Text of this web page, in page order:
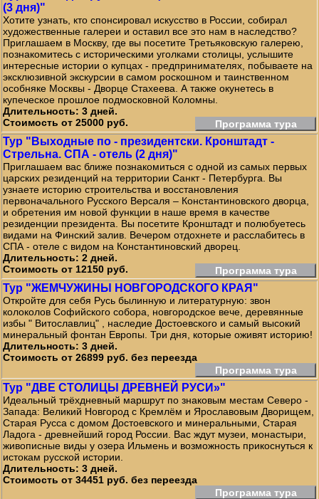
(3 дня)"
Хотите узнать, кто спонсировал искусство в России, собирал
художественные галереи и оставил все это нам в наследство?
Приглашаем в Москву, где вы посетите Третьяковскую галерею,
познакомитесь с историческими уголками столицы, услышите
интересные истории о купцах - предпринимателях, побываете на
эксклюзивной экскурсии в самом роскошном и таинственном
особняке Москвы - Дворце Стахеева. А также окунетесь в
купеческое прошлое подмосковной Коломны.
Длительность: 3 дней.
Стоимость от 25000 руб.
Программа тура
Тур "Выходные по - президентски. Кронштадт -
Стрельна. СПА - отель (2 дня)"
Приглашаем вас ближе познакомиться с одной из самых первых
царских резиденций на территории Санкт - Петербурга. Вы
узнаете историю строительства и восстановления
первоначального Русского Версаля – Константиновского дворца,
и обретения им новой функции в наше время в качестве
резиденции президента. Вы посетите Кронштадт и полюбуетесь
видами на Финский залив. Вечером отдохнете и расслабитесь в
СПА - отеле с видом на Константиновский дворец.
Длительность: 2 дней.
Стоимость от 12150 руб.
Программа тура
Тур "ЖЕМЧУЖИНЫ НОВГОРОДСКОГО КРАЯ"
Откройте для себя Русь былинную и литературную: звон
колоколов Софийского собора, новгородское вече, деревянные
избы " Витославлиц" , наследие Достоевского и самый высокий
минеральный фонтан Европы. Три дня, которые оживят историю!
Длительность: 3 дней.
Стоимость от 26899 руб. без переезда
Программа тура
Тур "ДВЕ СТОЛИЦЫ ДРЕВНЕЙ РУСИ»"
Идеальный трёхдневный маршрут по знаковым местам Северо -
Запада: Великий Новгород с Кремлём и Ярославовым Дворищем,
Старая Русса с домом Достоевского и минеральными, Старая
Ладога - древнейший город России. Вас ждут музеи, монастыри,
живописные виды у озера Ильмень и возможность прикоснуться к
истокам русской истории.
Длительность: 3 дней.
Стоимость от 34451 руб. без переезда
Программа тура